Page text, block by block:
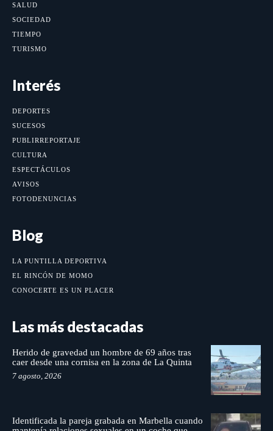
SALUD
SOCIEDAD
TIEMPO
TURISMO
Interés
DEPORTES
SUCESOS
PUBLIRREPORTAJE
CULTURA
ESPECTÁCULOS
AVISOS
FOTODENUNCIAS
Blog
LA PUNTILLA DEPORTIVA
EL RINCÓN DE MOMO
CONOCERTE ES UN PLACER
Las más destacadas
Herido de gravedad un hombre de 69 años tras
caer desde una cornisa en la zona de La Quinta
7 agosto, 2026
Identificada la pareja grabada en Marbella cuando